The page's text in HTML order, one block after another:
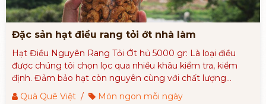
Đặc sản hạt điều rang tỏi ớt nhà làm
Hạt Điều Nguyên Rang Tỏi Ớt hủ 5000 gr: Là loại điều
được chúng tôi chọn lọc qua nhiều khâu kiểm tra, kiểm
định. Đảm bảo hạt còn nguyên cùng với chất lượng
không hề bị giảm đi, tạo cảm giác thơm ngon, giòn tan,
Quà Quê Việt / Món ngon mỗi ngày